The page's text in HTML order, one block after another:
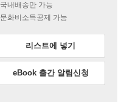
국내배송만 가능
문화비소득공제 가능
리스트에 넣기
eBook 출간 알림신청